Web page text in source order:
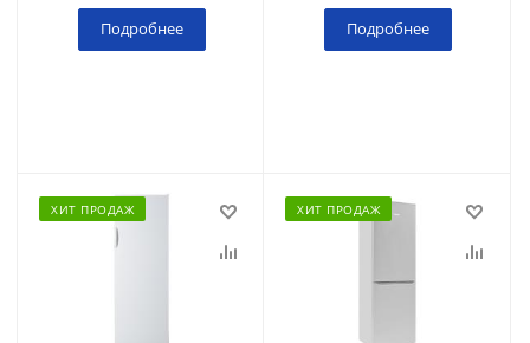
Подробнее Подробнее
ХИТ ПРОДАЖ ХИТ ПРОДАЖ